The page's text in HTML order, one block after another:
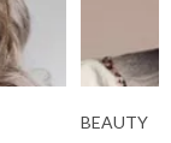
BEAUTY